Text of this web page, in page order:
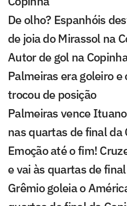
De olho? Espanhóis
de joia do Mirassol na
Autor de gol na
Palmeiras era goleiro e
trocou de posição
Palmeiras vence
nas quartas de final da
Emoção até o fim!
e vai às quartas de
Grêmio goleia o